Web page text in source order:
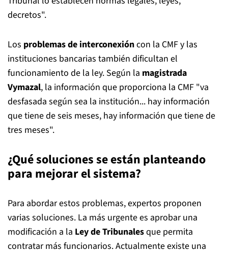
decretos".
Los problemas de interconexióncon la CMF y las
instituciones bancarias también dificultan el
funcionamiento de la ley. Según la magistrada
Vymazal, la información que proporciona la CMF "va
desfasada según sea la institución... hay información
que tiene de seis meses, hay información que tiene de
tres meses".
¿Qué soluciones se están planteando
para mejorar el sistema?
Para abordar estos problemas, expertos proponen
varias soluciones. La más urgente es aprobar una
modificación a la Ley de Tribunalesque permita
contratar más funcionarios. Actualmente existe una